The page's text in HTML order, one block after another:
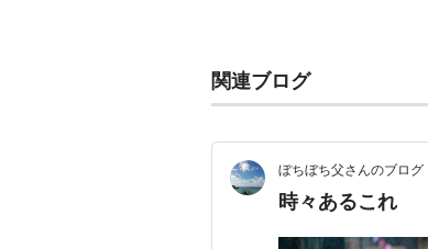
関連ブログ
ぼちぼち父さんのブログ
時々あるこれ